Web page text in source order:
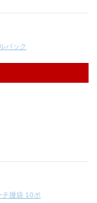
バック
腰袋 10ポ